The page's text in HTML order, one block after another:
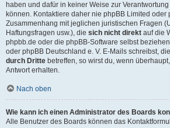
haben und dafür in keiner Weise zur
können. Kontaktiere daher nie phpBB Limited oder
Zusammenhang mit jeglichen juristischen Fragen
Haftungsfragen usw.), die sich nicht direkt auf die
phpbb.de oder die phpBB-Software selbst
oder phpBB Deutschland e. V. E-Mails schreibst,
durch Dritte betreffen, so wirst du, wenn
Antwort erhalten.
Nach oben
Wie kann ich einen Administrator des Boards
Alle Benutzer des Boards können das